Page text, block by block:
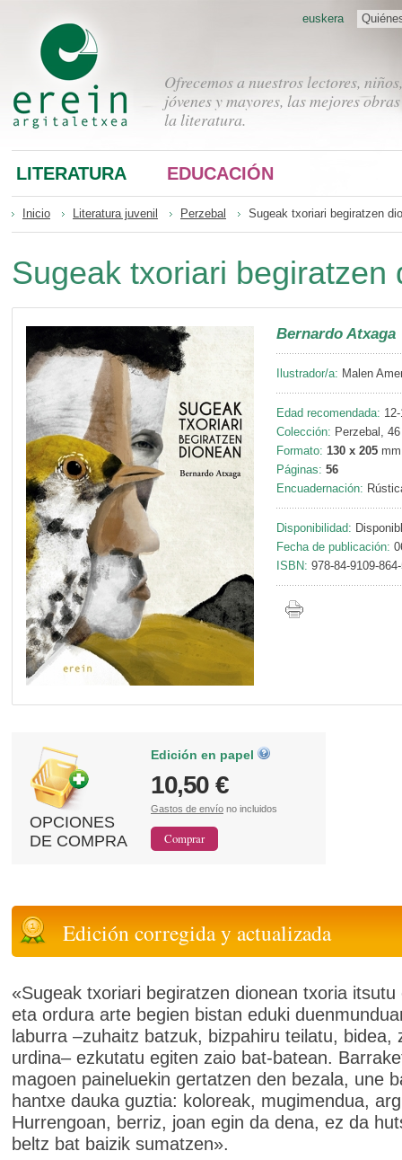
Ofrecemos a nuestros lectores, niños,
jóvenes y mayores, las mejores
la literatura.
euskera
LITERATURA EDUCACIÓN
Inicio Literatura juvenil Perzebal Sugeak txoriari begiratzen
Sugeak txoriari begiratzen
Bernardo Atxaga
Ilustrador/a: Malen
Edad recomendada:
Colección: Perzebal, 46
Formato: 130 x 205 mm
Páginas: 56
Encuadernación:
Disponibilidad:
Fecha de publicación:
ISBN: 978-84-9109-
OPCIONES
DE COMPRA
Edición en papel
10,50 €
Gastos de envío no incluidos
Edición corregida y actualizada
«Sugeak txoriari begiratzen dionean txoria itsutu
eta ordura arte begien bistan eduki
laburra –zuhaitz batzuk, bizpahiru teilatu, bidea,
urdina– ezkutatu egiten zaio bat-batean.
magoen paineluekin gertatzen den bezala, une
hantxe dauka guztia: koloreak, mugimendua,
Hurrengoan, berriz, joan egin da dena, ez da
beltz bat baizik sumatzen».